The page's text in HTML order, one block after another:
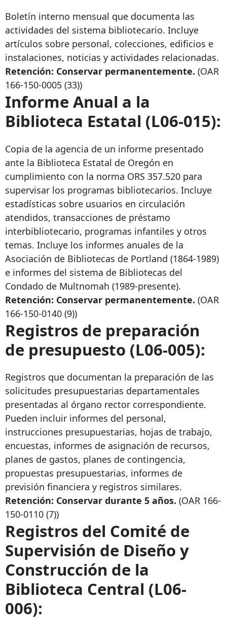
Boletín interno mensual que documenta las
actividades del sistema bibliotecario. Incluye
artículos sobre personal, colecciones, edificios e
instalaciones, noticias y actividades relacionadas.
Retención: Conservar permanentemente. (OAR
166-150-0005 (33))
Informe Anual a la
Biblioteca Estatal (L06-015):
Copia de la agencia de un informe presentado
ante la Biblioteca Estatal de Oregón en
cumplimiento con la norma ORS 357.520 para
supervisar los programas bibliotecarios. Incluye
estadísticas sobre usuarios en circulación
atendidos, transacciones de préstamo
interbibliotecario, programas infantiles y otros
temas. Incluye los informes anuales de la
Asociación de Bibliotecas de Portland (1864-1989)
e informes del sistema de Bibliotecas del
Condado de Multnomah (1989-presente).
Retención: Conservar permanentemente. (OAR
166-150-0140 (9))
Registros de preparación
de presupuesto (L06-005):
Registros que documentan la preparación de las
solicitudes presupuestarias departamentales
presentadas al órgano rector correspondiente.
Pueden incluir informes del personal,
instrucciones presupuestarias, hojas de trabajo,
encuestas, informes de asignación de recursos,
planes de gastos, planes de contingencia,
propuestas presupuestarias, informes de
previsión financiera y registros similares.
Retención: Conservar durante 5 años. (OAR 166-
150-0110 (7))
Registros del Comité de
Supervisión de Diseño y
Construcción de la
Biblioteca Central (L06-
006):